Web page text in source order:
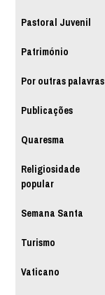
Pastoral Juvenil
Património
Por outras palavras
Publicações
Quaresma
Religiosidade
popular
Semana Santa
Turismo
Vaticano